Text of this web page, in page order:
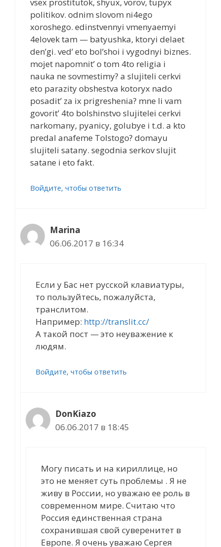
vsex prostitutok, shyux, vorov, tupyx
politikov. odnim slovom ni4ego
xoroshego. edinstvennyi vmenyaemyi
4elovek tam — batyushka, ktoryi delaet
den’gi. ved’ eto bol’shoi i vygodnyi biznes.
mojet napomnit’ o tom 4to religia i
nauka ne sovmestimy? a slujiteli cerkvi
eto parazity obshestva kotoryx nado
posadit’ za ix prigreshenia? mne li vam
govorit’ 4to bolshinstvo slujitelei cerkvi
narkomany, pyanicy, golubye i t.d. a kto
predal anafeme Tolstogo? domayu
slujiteli satany. segodnia serkov slujit
satane i eto fakt.
Войдите, чтобы ответить
Marina
06.06.2017 в 16:34
Если у Бас нет русской клавиатуры,
то пользуйтесь, пожалуйста,
транслитом.
Например: http://translit.cc/
А такой пост — это неуважение к
людям.
Войдите, чтобы ответить
DonKiazo
06.06.2017 в 18:45
Могу писать и на кириллице, но
это не меняет суть проблемы . Я не
живу в России, но уважаю ее роль в
современном мире. Считаю что
Россия единственная страна
сохранившая свой суверенитет в
Европе. Я очень уважаю Сергея